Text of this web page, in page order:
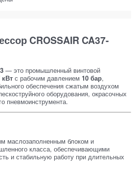
CROSSAIR CA37-
— это промышленный винтовой
кВт с рабочим давлением 10 бар,
обеспечения сжатым воздухом
оборудования, окрасочных
пневмоинструмента.
маслозаполненным блоком и
класса, обеспечивающими
и стабильную работу при длительных